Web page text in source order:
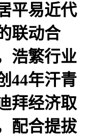
平易近代
联动合
浩繁行业
44年汗青
拜经济取
配合提拔